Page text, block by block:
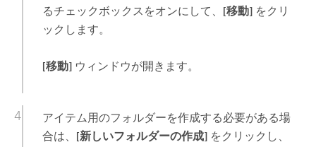
るチェックボックスをオンにして、 [移動]をクリ
ックします。
[移動]ウィンドウが開きます。
アイテム用のフォルダーを作成する必要がある場
合は、 [新しいフォルダーの作成]をクリックし、